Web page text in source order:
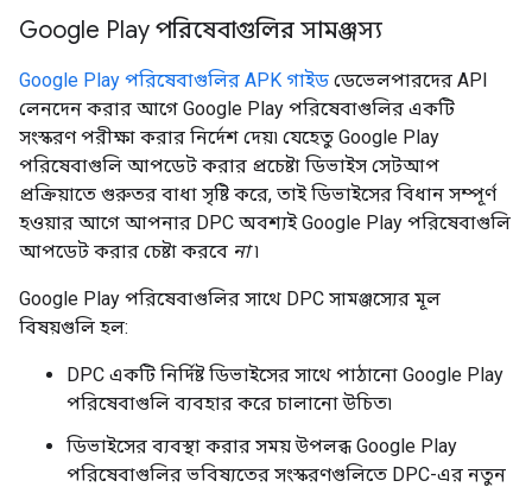
Google Play পরিষেবাগুলির সামঞ্জস্য
Google Play পরিষেবাগুলির APK গাইড ডেভেলপারদের API
লেনদেন করার আগে Google Play পরিষেবাগুলির একটি
সংস্করণ পরীক্ষা করার নির্দেশ দেয়৷ যেহেতু Google Play
পরিষেবাগুলি আপডেট করার প্রচেষ্টা ডিভাইস সেটআপ
প্রক্রিয়াতে গুরুতর বাধা সৃষ্টি করে, তাই ডিভাইসের বিধান সম্পূর্ণ
হওয়ার আগে আপনার DPC অবশ্যই Google Play পরিষেবাগুলি
আপডেট করার চেষ্টা করবে না৷
Google Play পরিষেবাগুলির সাথে DPC সামঞ্জস্যের মূল
বিষয়গুলি হল:
DPC একটি নির্দিষ্ট ডিভাইসের সাথে পাঠানো Google Play
পরিষেবাগুলি ব্যবহার করে চালানো উচিত৷
ডিভাইসের ব্যবস্থা করার সময় উপলব্ধ Google Play
পরিষেবাগুলির ভবিষ্যতের সংস্করণগুলিতে DPC-এর নতুন